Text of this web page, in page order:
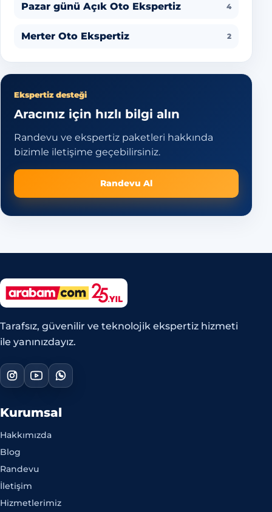
Pazar günü Açık Oto Ekspertiz 4
Merter Oto Ekspertiz 2
Ekspertiz desteği
Aracınız için hızlı bilgi alın
Randevu ve ekspertiz paketleri hakkında
bizimle iletişime geçebilirsiniz.
Randevu Al
Tarafsız, güvenilir ve teknolojik ekspertiz hizmeti
ile yanınızdayız.
Kurumsal
Hakkımızda
Blog
Randevu
İletişim
Hizmetlerimiz